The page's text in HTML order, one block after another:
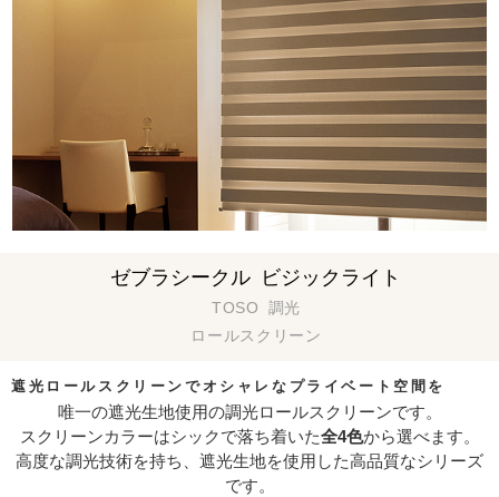
遮光ロールスクリーンでオシャレなプライベート空間を
TOSO 調光
ロールスクリーン
ゼブラシークル ビジックライト
唯一の遮光生地使用の調光ロールスクリーンです。
スクリーンカラーはシックで落ち着いた全4色から選べます。
高度な調光技術を持ち、遮光生地を使用した高品質なシリーズ
です。